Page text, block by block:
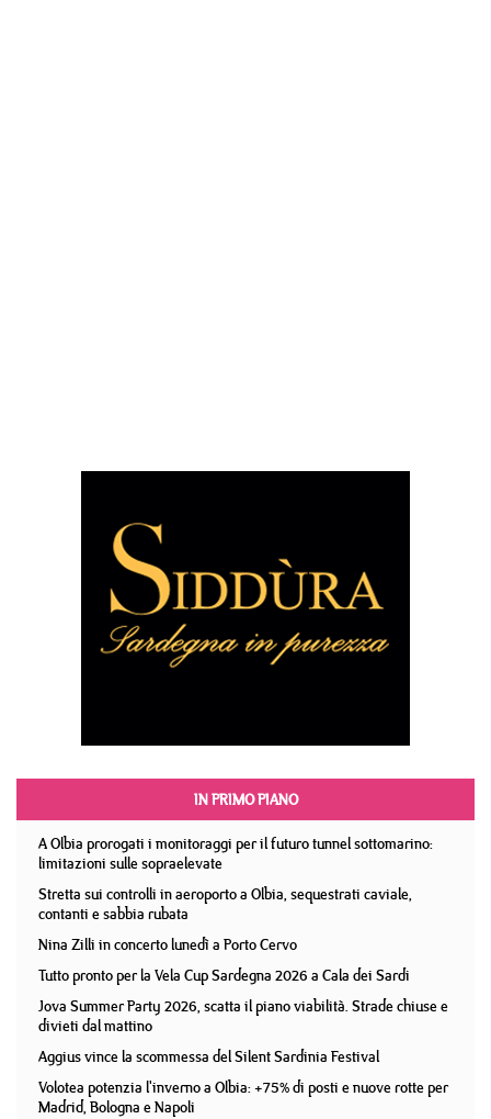
IN PRIMO PIANO
A Olbia prorogati i monitoraggi per il futuro tunnel sottomarino:
limitazioni sulle sopraelevate
Stretta sui controlli in aeroporto a Olbia, sequestrati caviale,
contanti e sabbia rubata
Nina Zilli in concerto lunedì a Porto Cervo
Tutto pronto per la Vela Cup Sardegna 2026 a Cala dei Sardi
Jova Summer Party 2026, scatta il piano viabilità. Strade chiuse e
divieti dal mattino
Aggius vince la scommessa del Silent Sardinia Festival
Volotea potenzia l'inverno a Olbia: +75% di posti e nuove rotte per
Madrid, Bologna e Napoli